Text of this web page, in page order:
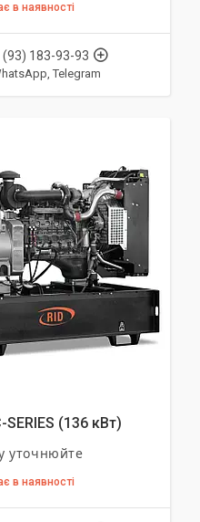
в наявності
(93) 183-93-93
Telegram
SERIES (136 кВт)
уточнюйте
в наявності